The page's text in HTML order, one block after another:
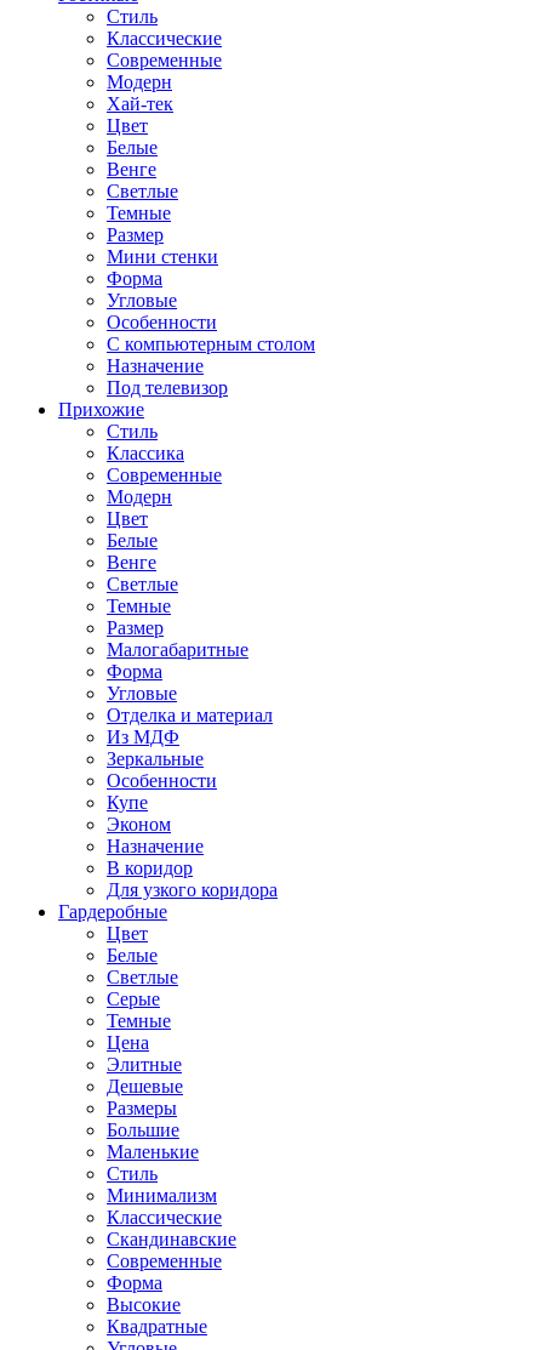
Стиль
Классические
Современные
Модерн
Хай-тек
Цвет
Белые
Венге
Светлые
Темные
Размер
Мини стенки
Форма
Угловые
Особенности
С компьютерным столом
Назначение
Под телевизор
Прихожие
Стиль
Классика
Современные
Модерн
Цвет
Белые
Венге
Светлые
Темные
Размер
Малогабаритные
Форма
Угловые
Отделка и материал
Из МДФ
Зеркальные
Особенности
Купе
Эконом
Назначение
В коридор
Для узкого коридора
Гардеробные
Цвет
Белые
Светлые
Серые
Темные
Цена
Элитные
Дешевые
Размеры
Большие
Маленькие
Стиль
Минимализм
Классические
Скандинавские
Современные
Форма
Высокие
Квадратные